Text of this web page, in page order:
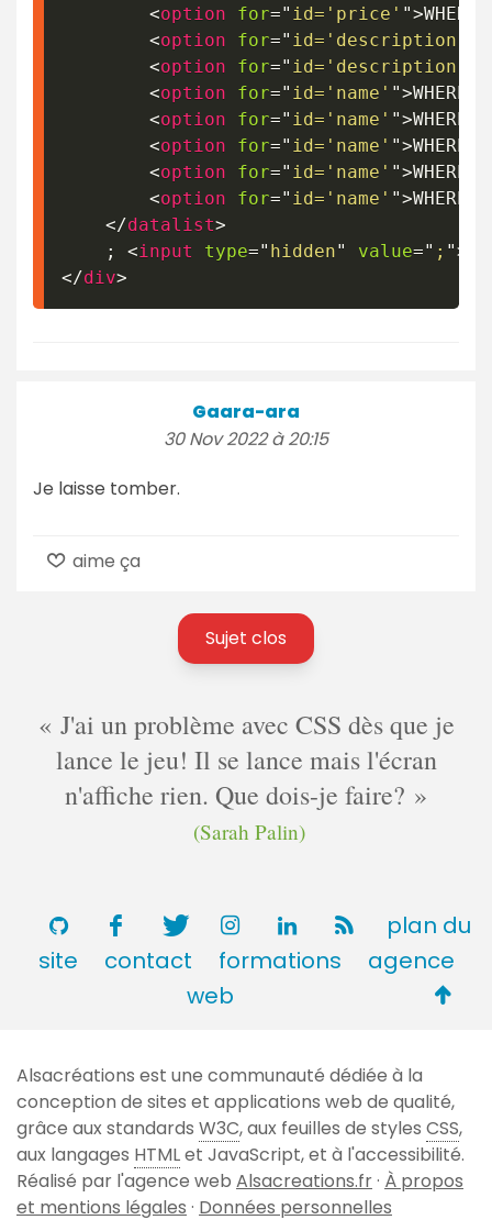
<option for=" id='price' ">
<option for=" id='description'
<option for=" id='description'
<option for=" id='name' ">WHERE
<option for=" id='name' ">WHERE
<option for=" id='name' ">
<option for=" id='name' ">WHERE
<option for=" id='name' ">WHERE
</datalist>
	;
<input type=" hidden" value=" ; ">
</div>
Gaara-ara
30 Nov 2022 à 20:15
Je laisse tomber.
aime ça
Sujet clos
J'ai un problème avec CSS dès que je
lance le jeu! Il se lance mais l'écran
n'affiche rien. Que dois-je faire?
(Sarah Palin)
plan du
site
contact formations
agence
web
de
page
Alsacréations est une communauté dédiée à la
conception de sites et applications web de qualité,
grâce aux standards W3C, aux feuilles de styles CSS,
aux langages HTMLet JavaScript, et à l'accessibilité.
Réalisé par l'agence web Alsacreations.fr· À propos
et mentions légales · Données personnelles